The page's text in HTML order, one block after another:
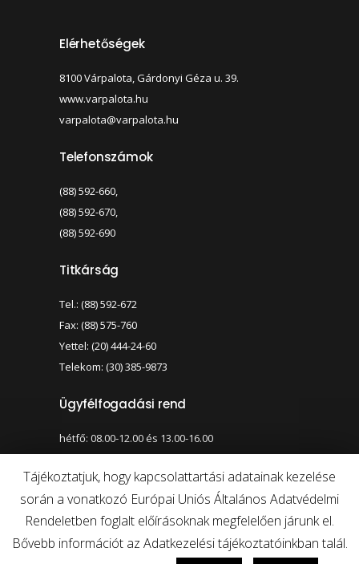
Elérhetőségek
8100 Várpalota, Gárdonyi Géza u. 39.
www.varpalota.hu
varpalota@varpalota.hu
Telefonszámok
(88) 592-660,
(88) 592-670,
(88) 592-690
Titkárság
Tel.: (88) 592-672
Fax: (88) 575-760
Yettel: (20) 444-24-60
Telekom: (30) 385-9873
Ügyfélfogadási rend
hétfő: 08.00-12.00 és 13.00-16.00
szerda: 08.00-12.00 és 13.00-17.00
Nagy kontraszt váltása
Betűméret váltása
Tájékoztatjuk, hogy kapcsolattartási adatainak kezelése
során a vonatkozó Európai Uniós Általános Adatvédelmi
Rendeletben foglalt előírásoknak megfelelően járunk el.
Bővebb információt az Adatkezelési tájékoztatóinkban talál.